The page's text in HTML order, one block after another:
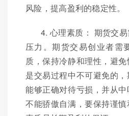
风险，提高盈利的稳定性。
4. 心理素质： 期货交
压力。期货交易创业者需
质，保持冷静和理性，避
是交易过程中不可避免的
能够正确对待亏损，并从
不能骄傲自满，要保持谨